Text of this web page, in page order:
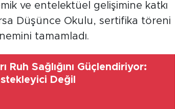
ve entelektüel gelişimine katkı
Düşünce Okulu, sertifika töreni
tamamladı.
Ruh Sağlığını Güçlendiriyor:
Değil